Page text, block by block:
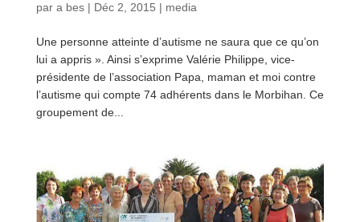
par a bes| Déc 2, 2015 | media
Une personne atteinte d’autisme ne saura que ce qu’on
lui a appris ». Ainsi s’exprime Valérie Philippe, vice-
présidente de l’association Papa, maman et moi contre
l’autisme qui compte 74 adhérents dans le Morbihan. Ce
groupement de...